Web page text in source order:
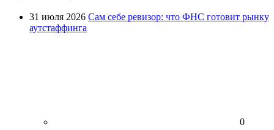
31 июля 2026 Сам себе ревизор: что ФНС готовит рынку
аутстаффинга
0